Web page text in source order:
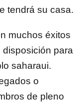
tendrá su casa.
muchos éxitos
para
saharaui.
o
de pleno